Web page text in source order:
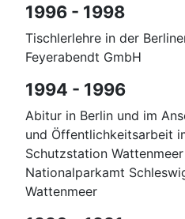
1996 - 1998
Tischlerlehre in der
Feyerabendt GmbH
1994 - 1996
Abitur in Berlin und im
und Öffentlichkeitsarbeit
Schutzstation
Nationalparkamt
Wattenmeer